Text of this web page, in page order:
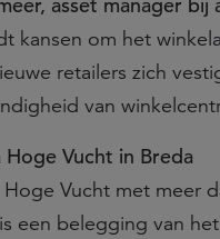
kansen om het
retailers zich
van
Vucht in Breda
Vucht met meer
een belegging van